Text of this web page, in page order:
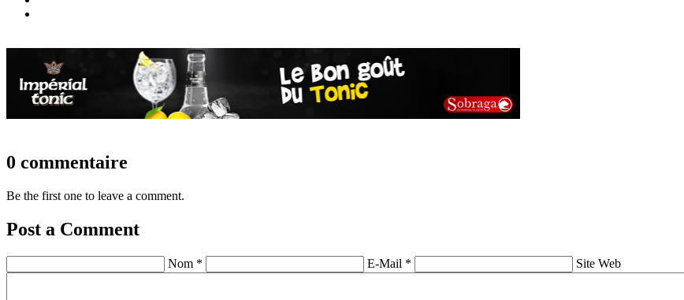
0 commentaire
Be the first one to leave a comment.
Post a Comment
Nom * E-Mail * Site Web